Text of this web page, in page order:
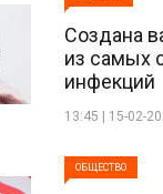
Создана
из самых
инфекций
13:45 | 15-02-
ОБЩЕСТВО